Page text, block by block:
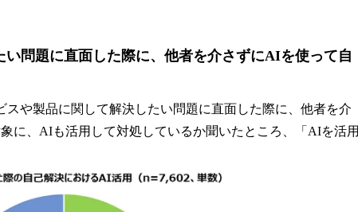
問題に直面した際に、他者を介さずにAIを使って自
スや製品に関して解決したい問題に直面した際に、他者を介
に、AIも活用して対処しているか聞いたところ、「AIを活用